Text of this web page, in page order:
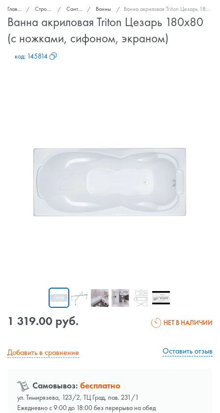
Главная Стройка и ремонт Сантехника Ванны Ванна акриловая Triton Цезарь 180x80 (с ножками, сифоном, экраном)
Ванна акриловая Triton Цезарь 180x80
(с ножками, сифоном, экраном)
код: 145814
1 319.00 руб. НЕТ В НАЛИЧИИ
Добавить в сравнение Оставить отзыв
Самовывоз: бесплатно
ул. Тимирязева, 123/2, ТЦ Град, пав. 231/1
Ежедневно с 9:00 до 18:00 без перерыва на обед